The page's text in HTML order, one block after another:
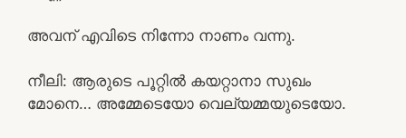
അവന് എവിടെ നിന്നോ നാണം വന്നു.
നീലി: ആരുടെ പൂറ്റിൽ കയറ്റാനാ സുഖം
മോനെ… അമ്മേടെയോ വെല്യമ്മയുടെയോ.